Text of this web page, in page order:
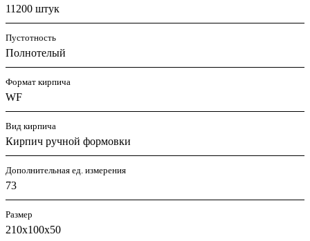
11200 штук
Пустотность
Полнотелый
Формат кирпича
WF
Вид кирпича
Кирпич ручной формовки
Дополнительная ед. измерения
73
Размер
210х100х50